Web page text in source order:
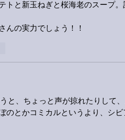
トと新玉ねぎと桜海老のスープ
んの実力でしょう！！
と、ちょっと声が掠れたりして
のとかコミカルというより、シ